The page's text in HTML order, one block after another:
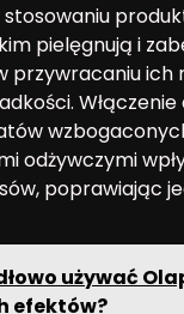
stosowaniu
pielęgnują i
przywracaniu ich
odżywczymi
poprawiając
używać
efektów?